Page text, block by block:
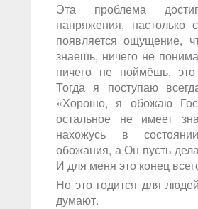
Эта проблема
напряжения, настолько
появляется ощущение,
знаешь, ничего не
ничего не поймёшь, это
Тогда я поступаю
«Хорошо, я обожаю
остальное не имеет
нахожусь в
обожания, а Он пусть
И для меня это конец
Но это годится для
думают.